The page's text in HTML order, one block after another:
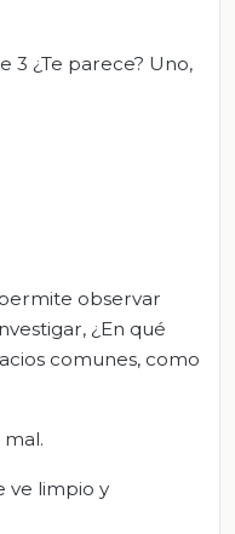
3 ¿Te parece? Uno,
observar
¿En qué
comunes, como
ve limpio y